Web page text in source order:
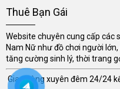
Thuê Bạn Gái
Website chuyên cung cấp các
Nam Nữ như đồ chơi người
tăng cường sinh lý, thời trang
Giao hàng xuyên đêm 24/24